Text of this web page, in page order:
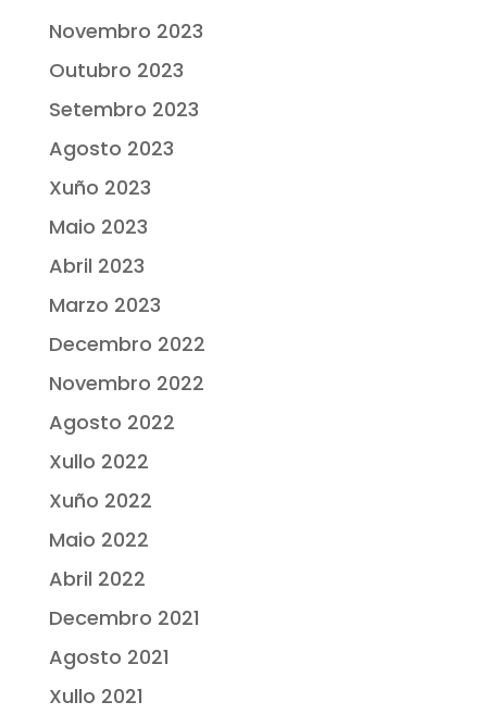
Novembro 2023
Outubro 2023
Setembro 2023
Agosto 2023
Xuño 2023
Maio 2023
Abril 2023
Marzo 2023
Decembro 2022
Novembro 2022
Agosto 2022
Xullo 2022
Xuño 2022
Maio 2022
Abril 2022
Decembro 2021
Agosto 2021
Xullo 2021